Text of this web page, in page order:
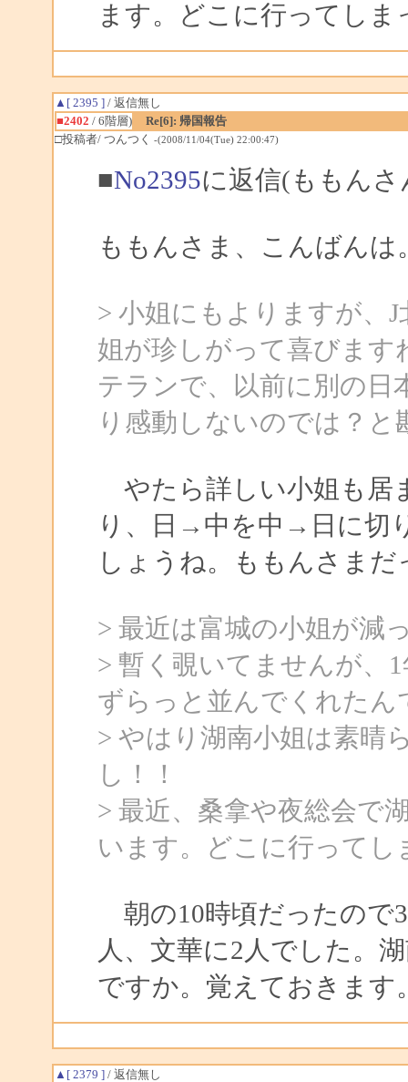
ます。どこに行ってし
▲[ 2395 ]/ 返信無し
■2402 / 6階層)
Re[6]: 帰国報告
□投稿者/ つんつく
-(2008/11/04(Tue) 22:00:47)
■No2395に返信(ももんさ
ももんさま、こんばんは
> 小姐にもよりますが、
姐が珍しがって喜びま
テランで、以前に別の日
り感動しないのでは？
やたら詳しい小姐も居
り、日→中を中→日に切
しょうね。ももんさま
> 最近は富城の小姐が減
> 暫く覗いてませんが、
ずらっと並んでくれた
> やはり湖南小姐は素
し！！
> 最近、桑拿や夜総会で
います。どこに行って
朝の10時頃だったので
人、文華に2人でした。
ですか。覚えておきます
▲[ 2379 ]/ 返信無し